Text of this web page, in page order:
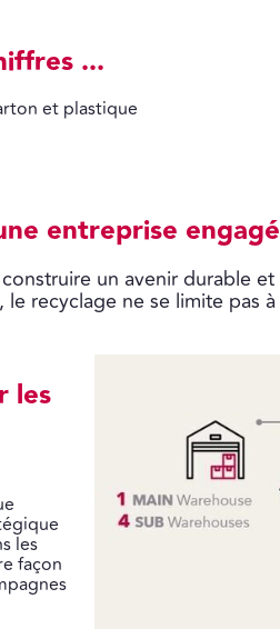
...
et plastique
entreprise
un avenir durable
recyclage ne se limite pas
les
les
façon